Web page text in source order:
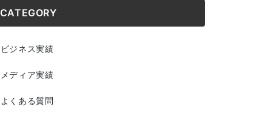
CATEGORY
ビジネス実績
メディア実績
よくある質問